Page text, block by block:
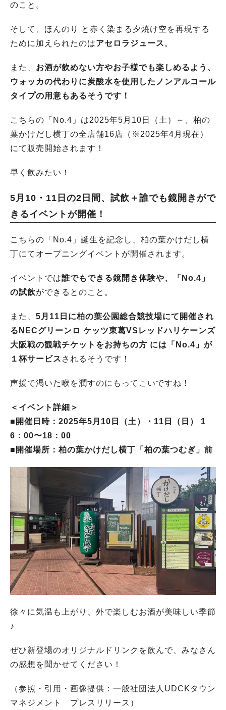
のこと。
そして、ほんのり と赤く染まる夕焼け空を再現する
ために加えられたのはアセロラジュース 。
また、 お酒が飲めない方やお子様でも楽しめるよう、
ウォッカの代わりに炭酸水を使用したノンアルコール
タイプの用意もあるそうです！
こちらの「No.4」は2025年5月10日（土）～、柏の
葉かけだし横丁の全店舗16店（※2025年4月現在）
にて販売開始されます！
早く飲みたい！
5月10・11日の2日間、試飲＋誰でも鏡開きがで
きるイベントが開催！
こちらの「No.4」誕生を記念し、柏の葉かけだし横
丁にてオープニングイベントが開催されます。
イベントでは誰でもできる鏡開き体験や、「No.4」
の試飲ができるとのこと。
また、 5月11日に柏の葉公園総合競技場にて開催され
るNECグリーンロ ケッツ東葛VSレッドハリケーンズ
大阪戦の観戦チケットをお持ちの方 には「No.4」が
１杯サービス されるそうです！
声援で渇いた喉を潤すのにもってこいですね！
＜イベント詳細＞
■開催日時：2025年5月10日（土）・11日（日） 1
6：00〜18：00
■開催場所：柏の葉かけだし横丁「柏の葉つむぎ」前
徐々に気温も上がり、外で楽しむお酒が美味しい季節
♪
ぜひ新登場のオリジナルドリンクを飲んで、みなさん
の感想を聞かせてください！
（参照・引用・画像提供：一般社団法人UDCKタウン
マネジメント プレスリリース）